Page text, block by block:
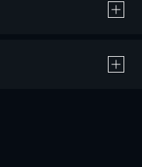
済による作品の購入 / レンタルです。